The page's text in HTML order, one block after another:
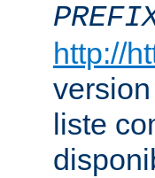
http://
liste